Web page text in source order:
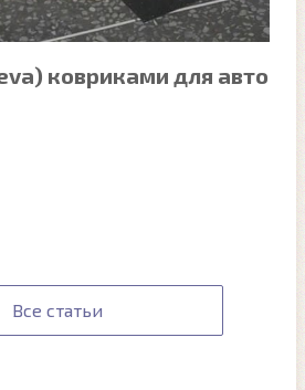
ковриками для авто
Все статьи